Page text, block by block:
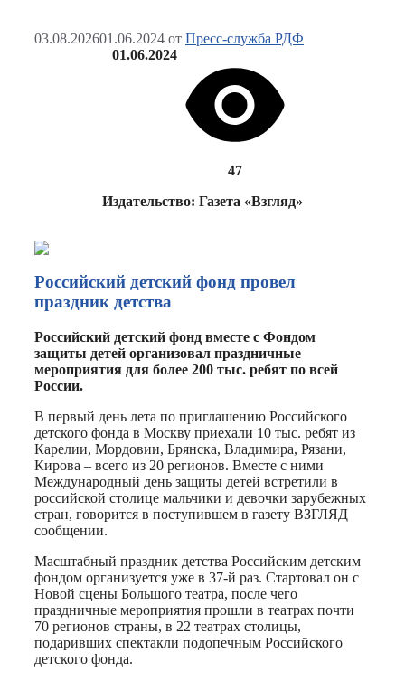
03.08.202601.06.2024 от Пресс-служба РДФ
01.06.2024
47
Издательство: Газета «Взгляд»
Российский детский фонд провел
праздник детства
Российский детский фонд вместе с Фондом
защиты детей организовал праздничные
мероприятия для более 200 тыс. ребят по всей
России.
В первый день лета по приглашению Российского
детского фонда в Москву приехали 10 тыс. ребят из
Карелии, Мордовии, Брянска, Владимира, Рязани,
Кирова – всего из 20 регионов. Вместе с ними
Международный день защиты детей встретили в
российской столице мальчики и девочки зарубежных
стран, говорится в поступившем в газету ВЗГЛЯД
сообщении.
Масштабный праздник детства Российским детским
фондом организуется уже в 37-й раз. Стартовал он с
Новой сцены Большого театра, после чего
праздничные мероприятия прошли в театрах почти
70 регионов страны, в 22 театрах столицы,
подаривших спектакли подопечным Российского
детского фонда.